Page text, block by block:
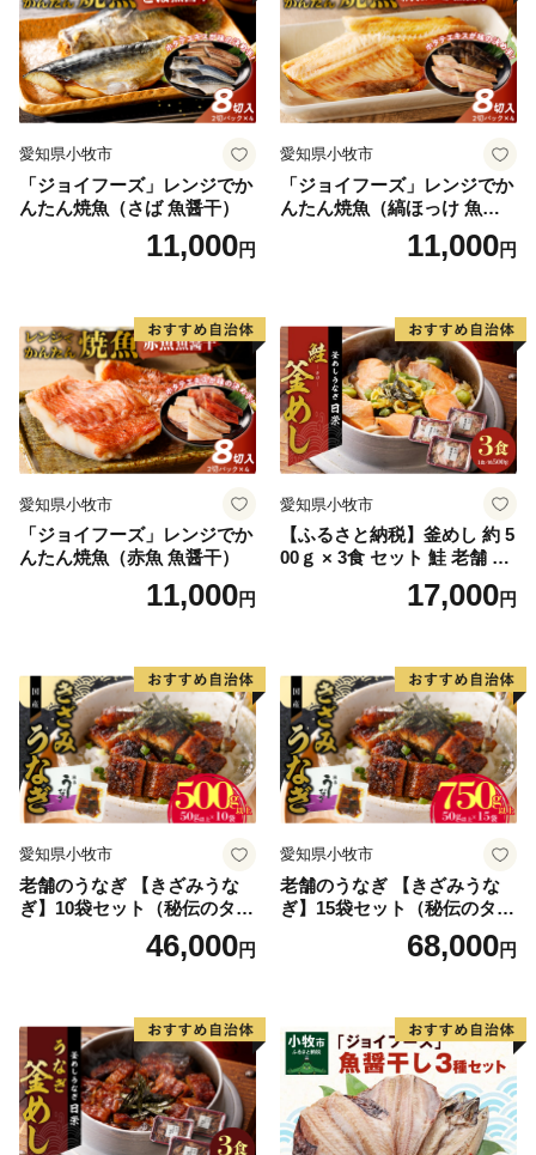
愛知県小牧市
「ジョイフーズ」レンジでか
んたん焼魚（さば 魚醤干）
11,000円
愛知県小牧市
「ジョイフーズ」レンジでか
んたん焼魚（縞ほっけ 魚醤
11,000円
愛知県小牧市
「ジョイフーズ」レンジでか
んたん焼魚（赤魚 魚醤干）
11,000円
愛知県小牧市
【ふるさと納税】釜めし 約 5
00ｇ × 3食 セット 鮭 老舗 急
速冷凍 レンチン 時短 簡単調
理 食品 加工品 海鮮 手作り
り寄せグルメ 愛知県 小牧市
送料無料
17,000円
愛知県小牧市
老舗のうなぎ 【きざみうな
ぎ】10袋セット（秘伝のタレ
46,000円
愛知県小牧市
老舗のうなぎ 【きざみうな
ぎ】15袋セット（秘伝のタレ
68,000円